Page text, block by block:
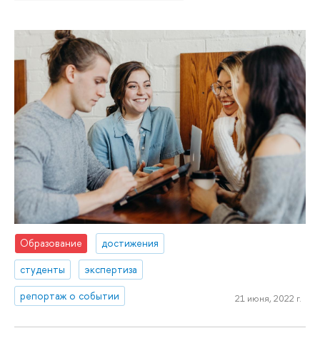
Образование
достижения
студенты
экспертиза
репортаж о событии
21 июня, 2022 г.